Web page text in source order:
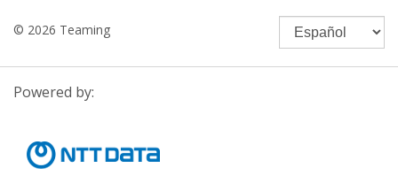
© 2026 Teaming
Powered by: